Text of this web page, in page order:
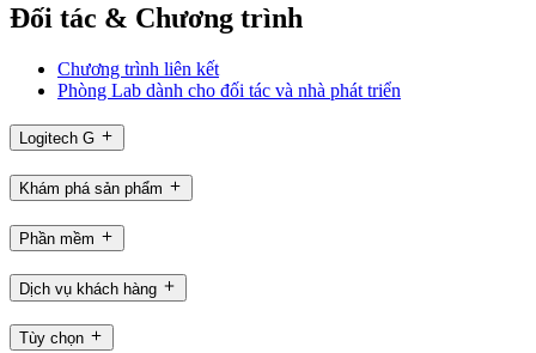
Đối tác & Chương trình
Chương trình liên kết
Phòng Lab dành cho đối tác và nhà phát triển
Logitech G
Khám phá sản phẩm
Phần mềm
Dịch vụ khách hàng
Tùy chọn